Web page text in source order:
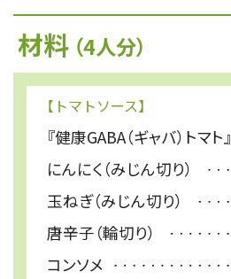
材料 （4人分）
【トマトソース】
『健康GABA（ギャバ）トマト』
にんにく（みじん切り）
玉ねぎ（みじん切り）
唐辛子（輪切り）
コンソメ